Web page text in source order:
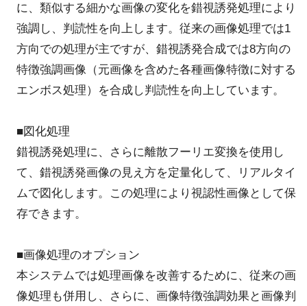
に、類似する細かな画像の変化を錯視誘発処理により
強調し、判読性を向上します。従来の画像処理では1
方向での処理が主ですが、錯視誘発合成では8方向の
特徴強調画像（元画像を含めた各種画像特徴に対する
エンボス処理）を合成し判読性を向上しています。
■図化処理
錯視誘発処理に、さらに離散フーリエ変換を使用し
て、錯視誘発画像の見え方を定量化して、リアルタイ
ムで図化します。この処理により視認性画像として保
存できます。
■画像処理のオプション
本システムでは処理画像を改善するために、従来の画
像処理も併用し、さらに、画像特徴強調効果と画像判